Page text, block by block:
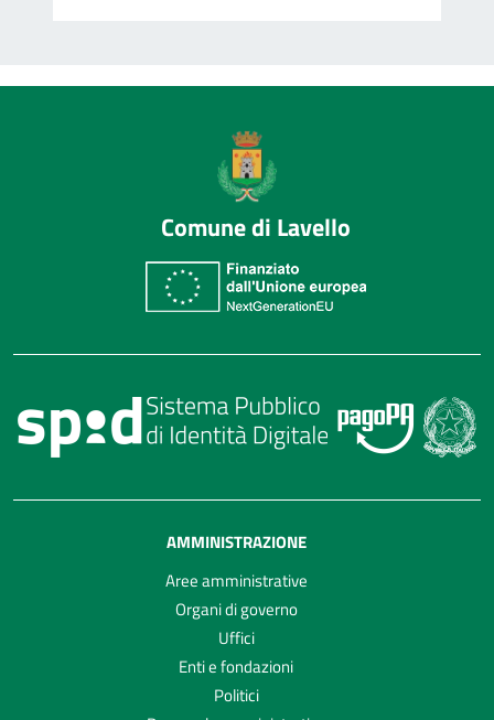
Comune di Lavello
AMMINISTRAZIONE
Aree amministrative
Organi di governo
Uffici
Enti e fondazioni
Politici